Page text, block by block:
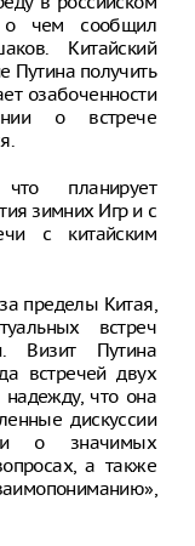
о чем сообщил
Китайский
Путина получить
озабоченности
о встрече
планирует
зимних Игр и с
с китайским
пределы Китая,
встреч
Визит Путина
встречей двух
что она
дискуссии
и о значимых
а также